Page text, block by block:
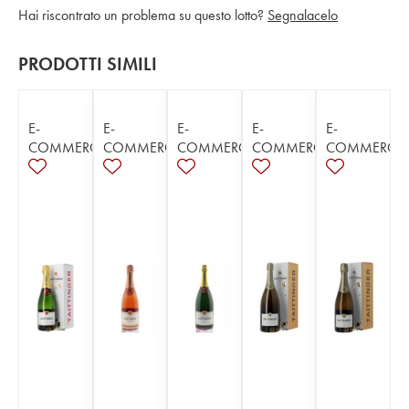
Hai riscontrato un problema su questo lotto? Segnalacelo
PRODOTTI SIMILI
E-
COMMERCE
E-
COMMERCE
E-
COMMERCE
E-
COMMERCE
E-
COMMERCE